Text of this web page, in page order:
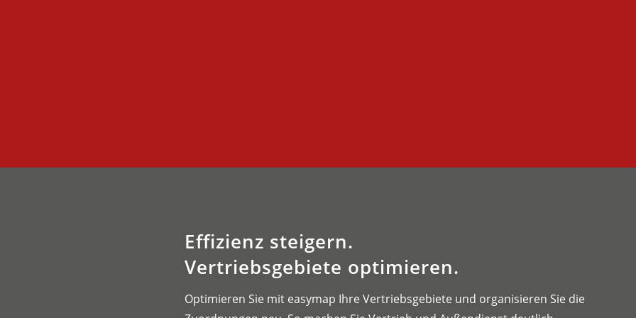
Effizienz steigern.
Vertriebsgebiete optimieren.
Optimieren Sie mit easymap Ihre Vertriebsgebiete und organisieren Sie die